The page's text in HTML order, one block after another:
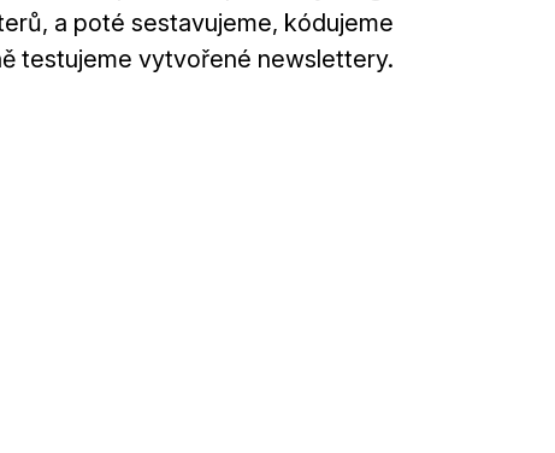
a poté sestavujeme, kódujeme
testujeme vytvořené newslettery.